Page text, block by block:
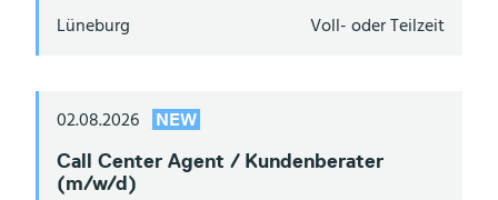
Lüneburg Voll- oder Teilzeit
02.08.2026 NEW
Call Center Agent / Kundenberater
(m/w/d)